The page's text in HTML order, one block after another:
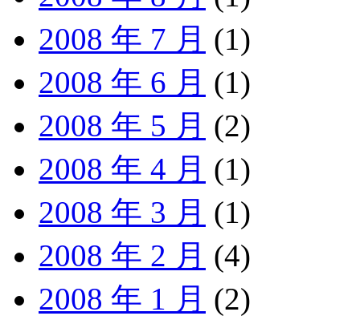
2008 年 7 月 (1)
2008 年 6 月 (1)
2008 年 5 月 (2)
2008 年 4 月 (1)
2008 年 3 月 (1)
2008 年 2 月 (4)
2008 年 1 月 (2)